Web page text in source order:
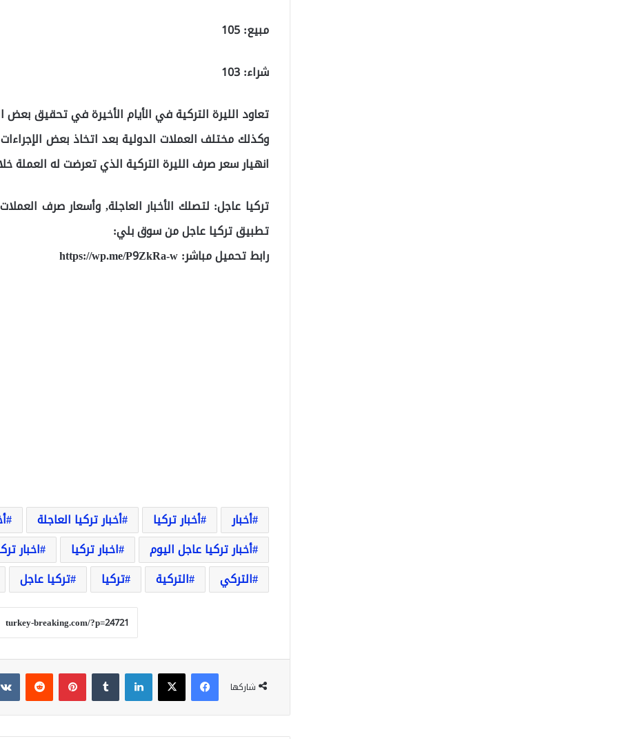
مبيع: 105
شراء: 103
تعاود الليرة التركية في الأيام الأخيرة في تحقيق بعض
وكذلك مختلف العملات الدولية بعد اتخاذ بعض
انهيار سعر صرف الليرة التركية الذي تعرضت له العملة
تركيا عاجل: لتصلك الأخبار العاجلة, وأسعار صرف
تطبيق تركيا عاجل من سوق بلي:
رابط تحميل مباشر:https://wp.me/P9ZkRa-w
أخبار أخبار تركيا أخبار تركيا العاجلة
أخبار تركيا عاجل اليوم
اخبار تركيا اخبار
التركي
التركية تركيا تركيا عاجل
شاركها
فيسبوك‫X لينكدإن بينتيريست